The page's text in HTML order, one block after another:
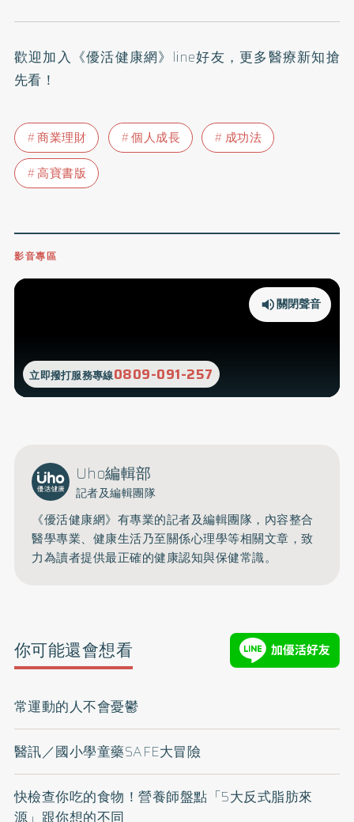
歡迎加入 《優活健康網》line好友 ，更多醫療新知搶
先看！
商業理財 個人成長
成功法
高寶書版
影音專區
立即撥打服務專線0809-091-257
關閉聲音
Uho編輯部
記者及編輯團隊
《優活健康網》有專業的記者及編輯團隊，內容整合
醫學專業、健康生活乃至關係心理學等相關文章，致
力為讀者提供最正確的健康認知與保健常識。
你可能還會想看
常運動的人不會憂鬱
醫訊／國小學童藥SAFE大冒險
快檢查你吃的食物！營養師盤點「5大反式脂肪來
源」跟你想的不同